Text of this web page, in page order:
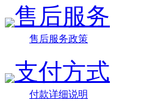
售后服务
售后服务政策
支付方式
付款详细说明